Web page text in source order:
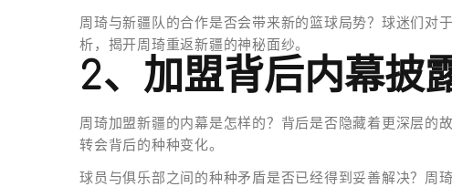
周琦与新疆队的合作是否会带来新的篮球局势？球迷们对
析，揭开周琦重返新疆的神秘面纱。
2、加盟背后内幕披
周琦加盟新疆的内幕是怎样的？背后是否隐藏着更深层的
转会背后的种种变化。
球员与俱乐部之间的种种矛盾是否已经得到妥善解决？周